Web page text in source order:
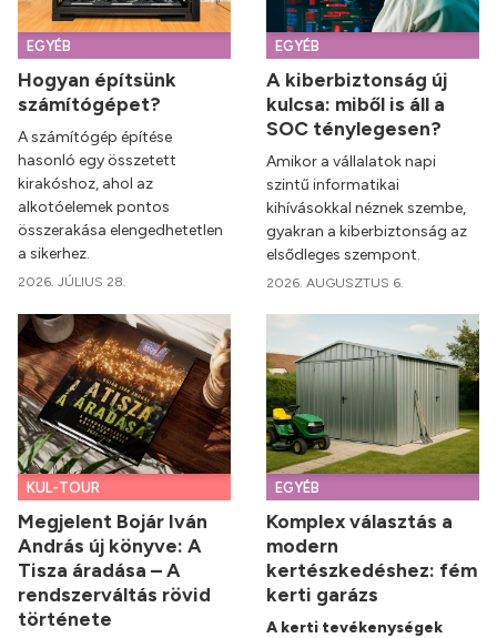
EGYÉB
Hogyan építsünk
számítógépet?
A számítógép építése
hasonló egy összetett
kirakóshoz, ahol az
alkotóelemek pontos
összerakása elengedhetetlen
a sikerhez.
2026. JÚLIUS 28.
EGYÉB
A kiberbiztonság új
kulcsa: miből is áll a
SOC ténylegesen?
Amikor a vállalatok napi
szintű informatikai
kihívásokkal néznek szembe,
gyakran a kiberbiztonság az
elsődleges szempont.
2026. AUGUSZTUS 6.
KUL-TOUR
Megjelent Bojár Iván
András új könyve: A
Tisza áradása – A
rendszerváltás rövid
története
EGYÉB
Komplex választás a
modern
kertészkedéshez: fém
kerti garázs
A kerti tevékenységek